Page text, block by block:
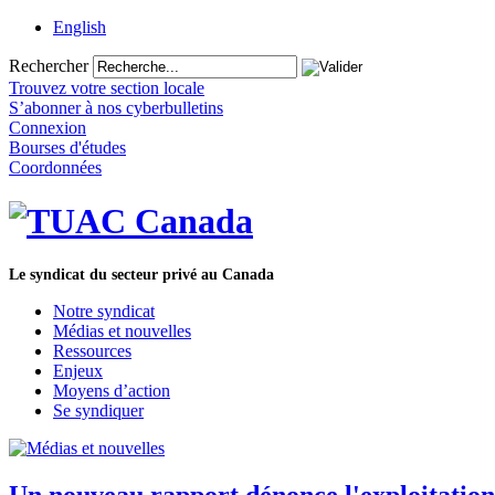
English
Rechercher
Trouvez votre section locale
S’abonner à nos cyberbulletins
Connexion
Bourses d'études
Coordonnées
Le syndicat du secteur privé au Canada
Notre syndicat
Médias et nouvelles
Ressources
Enjeux
Moyens d’action
Se syndiquer